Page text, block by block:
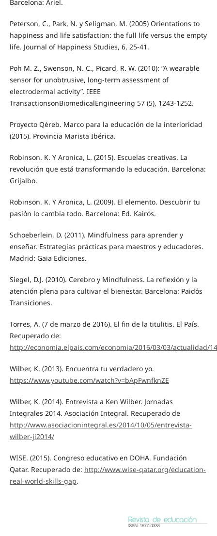
Barcelona: Ariel.
Peterson, C., Park, N. y Seligman, M. (2005) Orientations to
happiness and life satisfaction: the full life versus the empty
life. Journal of Happiness Studies, 6, 25-41.
Poh M. Z., Swenson, N. C., Picard, R. W. (2010): “A wearable
sensor for unobtrusive, long-term assessment of
electrodermal activity”. IEEE
TransactionsonBiomedicalEngineering 57 (5), 1243-1252.
Proyecto Qéreb. Marco para la educación de la interioridad
(2015). Provincia Marista Ibérica.
Robinson. K. Y Aronica, L. (2015). Escuelas creativas. La
revolución que está transformando la educación. Barcelona:
Grijalbo.
Robinson. K. Y Aronica, L. (2009). El elemento. Descubrir tu
pasión lo cambia todo. Barcelona: Ed. Kairós.
Schoeberlein, D. (2011). Mindfulness para aprender y
enseñar. Estrategias prácticas para maestros y educadores.
Madrid: Gaia Ediciones.
Siegel, D.J. (2010). Cerebro y Mindfulness. La reflexión y la
atención plena para cultivar el bienestar. Barcelona: Paidós
Transiciones.
Torres, A. (7 de marzo de 2016). El fin de la titulitis. El País.
Recuperado de:
http://economia.elpais.com/economia/2016/03/03/actualidad/
Wilber, K. (2013). Encuentra tu verdadero yo.
https://www.youtube.com/watch?v=bApFwnfknZE
Wilber, K. (2014). Entrevista a Ken Wilber. Jornadas
Integrales 2014. Asociación Integral. Recuperado de
http://www.asociacionintegral.es/2014/10/05/entrevista-
wilber-ji2014/
WISE. (2015). Congreso educativo en DOHA. Fundación
Qatar. Recuperado de: http://www.wise-qatar.org/education-
real-world-skills-gap.